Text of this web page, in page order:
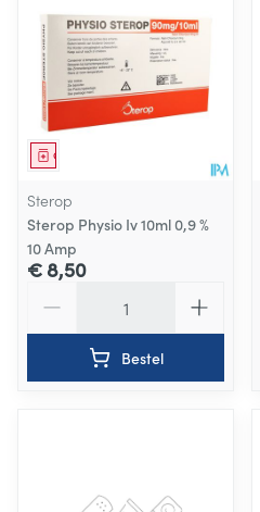
Geneesmiddel
Sterop
Sterop Physio Iv 10ml 0,9 %
10 Amp
€ 8,50
Bestel